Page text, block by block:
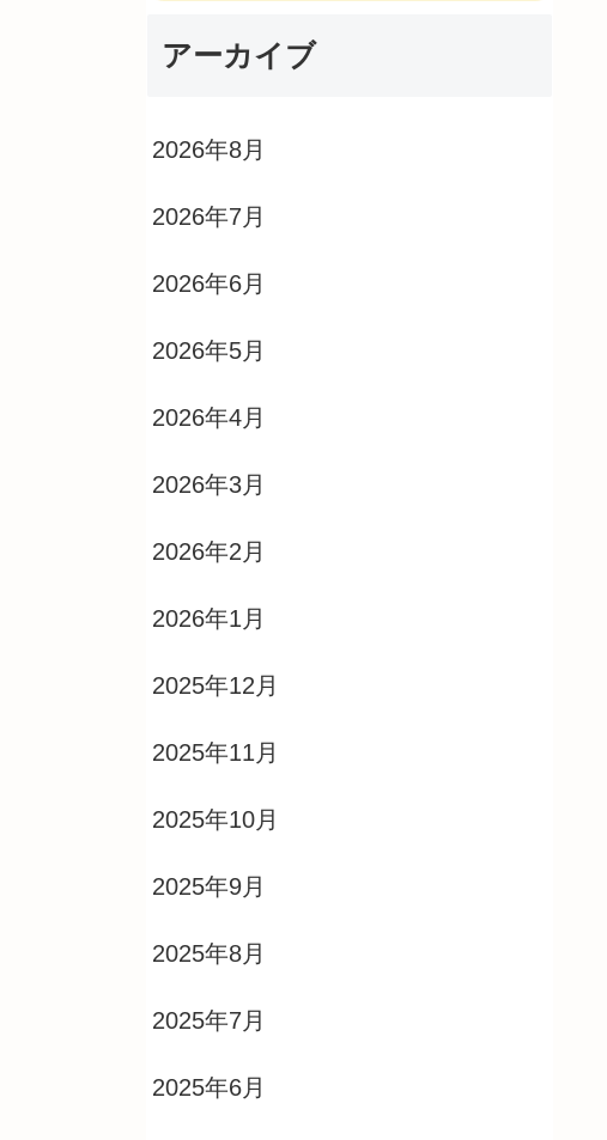
アーカイブ
2026年8月
2026年7月
2026年6月
2026年5月
2026年4月
2026年3月
2026年2月
2026年1月
2025年12月
2025年11月
2025年10月
2025年9月
2025年8月
2025年7月
2025年6月